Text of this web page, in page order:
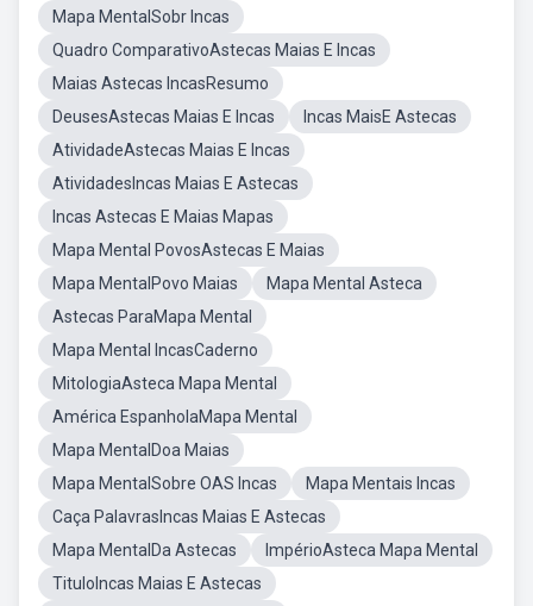
Mapa MentalSobr Incas
Quadro ComparativoAstecas Maias E Incas
Maias Astecas IncasResumo
DeusesAstecas Maias E Incas
Incas MaisE Astecas
AtividadeAstecas Maias E Incas
AtividadesIncas Maias E Astecas
Incas Astecas E Maias Mapas
Mapa Mental PovosAstecas E Maias
Mapa MentalPovo Maias
Mapa Mental Asteca
Astecas ParaMapa Mental
Mapa Mental IncasCaderno
MitologiaAsteca Mapa Mental
América EspanholaMapa Mental
Mapa MentalDoa Maias
Mapa MentalSobre OAS Incas
Mapa Mentais Incas
Caça PalavrasIncas Maias E Astecas
Mapa MentalDa Astecas
ImpérioAsteca Mapa Mental
TituloIncas Maias E Astecas